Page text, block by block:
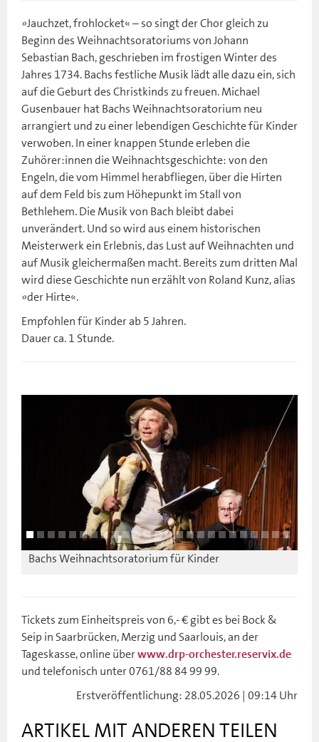
»Jauchzet, frohlocket« – so singt der Chor gleich zu
Beginn des Weihnachtsoratoriums von Johann
Sebastian Bach, geschrieben im frostigen Winter des
Jahres 1734. Bachs festliche Musik lädt alle dazu ein, sich
auf die Geburt des Christkinds zu freuen. Michael
Gusenbauer hat Bachs Weihnachtsoratorium neu
arrangiert und zu einer lebendigen Geschichte für Kinder
verwoben. In einer knappen Stunde erleben die
Zuhörer:innen die Weihnachtsgeschichte: von den
Engeln, die vom Himmel herabfliegen, über die Hirten
auf dem Feld bis zum Höhepunkt im Stall von
Bethlehem. Die Musik von Bach bleibt dabei
unverändert. Und so wird aus einem historischen
Meisterwerk ein Erlebnis, das Lust auf Weihnachten und
auf Musik gleichermaßen macht. Bereits zum dritten Mal
wird diese Geschichte nun erzählt von Roland Kunz, alias
»der Hirte«.
Empfohlen für Kinder ab 5 Jahren.
Dauer ca. 1 Stunde.
Bachs Weihnachtsoratorium für Kinder
Tickets zum Einheitspreis von 6,- € gibt es bei Bock &
Seip in Saarbrücken, Merzig und Saarlouis, an der
Tageskasse, online überwww.drp-orchester.reservix.de
und telefonisch unter 0761/88 84 99 99.
Erstveröffentlichung: 28.05.2026 | 09:14 Uhr
ARTIKEL MIT ANDEREN TEILEN